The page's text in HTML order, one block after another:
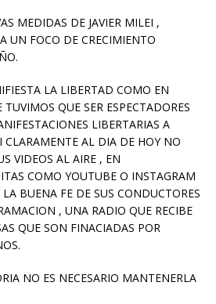
MEDIDAS DE JAVIER MILEI ,
UN FOCO DE CRECIMIENTO
LA LIBERTAD COMO EN
QUE SER ESPECTADORES
LIBERTARIAS A
CLARAMENTE AL DIA DE HOY NO
VIDEOS AL AIRE , EN
COMO YOUTUBE O INSTAGRAM
BUENA FE DE SUS CONDUCTORES
, UNA RADIO QUE RECIBE
QUE SON FINACIADAS POR
NO ES NECESARIO MANTENERLA